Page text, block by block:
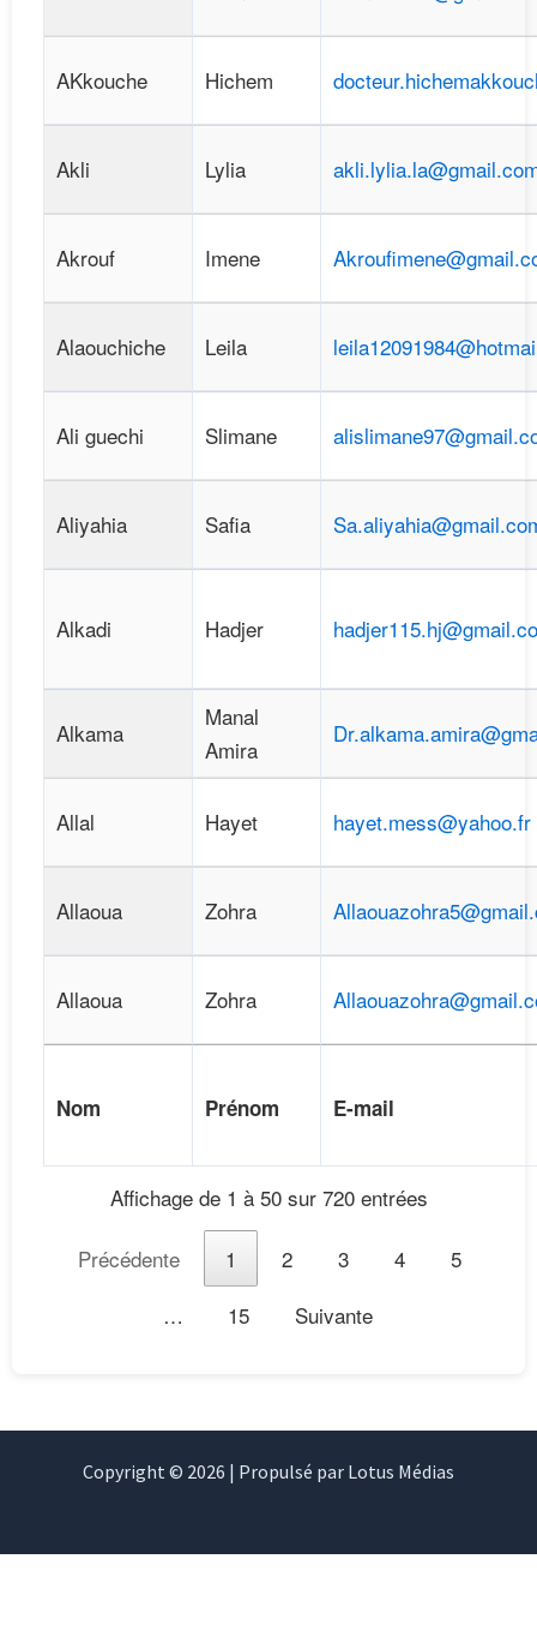
AKkouche Hichem
Akli Lylia
Akrouf Imene
Alaouchiche Leila
Ali guechi Slimane
Aliyahia Safia
Alkadi Hadjer
Alkama
Manal
Amira
Allal Hayet hayet.mess@yahoo.fr
Allaoua Zohra
Allaoua Zohra
Nom Prénom E-mail
Affichage de 1 à 50 sur 720 entrées
Précédente 1 2 3 4
5
…
15 Suivante
Copyright © 2026 | Propulsé par Lotus Médias